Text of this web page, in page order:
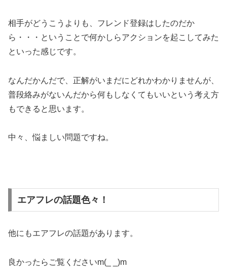
相手がどうこうよりも、フレンド登録はしたのだか
ら・・・ということで何かしらアクションを起こしてみた
といった感じです。
なんだかんだで、正解がいまだにどれかわかりませんが、
普段絡みがないんだから何もしなくてもいいという考え方
もできると思います。
中々、悩ましい問題ですね。
エアフレの話題色々！
他にもエアフレの話題があります。
良かったらご覧くださいm(_ _)m